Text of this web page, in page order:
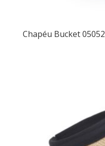
Chapéu Bucket 05052